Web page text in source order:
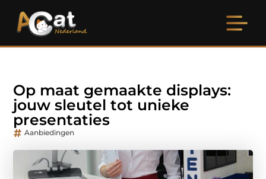
Op maat gemaakte displays:
jouw sleutel tot unieke
presentaties
Aanbiedingen